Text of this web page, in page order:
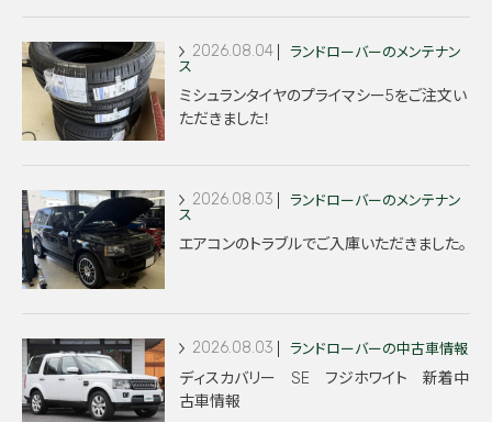
2026.08.04
ランドローバーのメンテナン
ス
ミシュランタイヤのプライマシー5をご注文い
ただきました！
2026.08.03
ランドローバーのメンテナン
ス
エアコンのトラブルでご入庫いただきました。
2026.08.03 ランドローバーの中古車情報
ディスカバリー SE フジホワイト 新着中
古車情報